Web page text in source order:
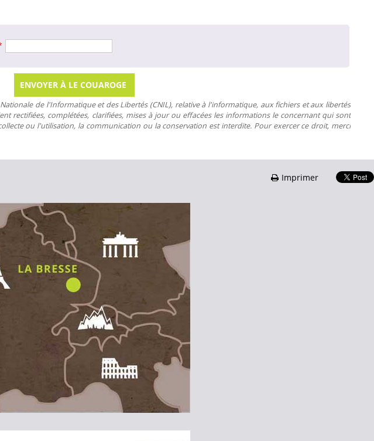
de l'Informatique et des Libertés (CNIL), relative à l'informatique, aux fichiers et aux libertés
rectifiées, complétées, clarifiées, mises à jour ou effacées les informations le concernant qui sont
ou l'utilisation, la communication ou la conservation est interdite. Pour exercer ce droit, merci
Imprimer